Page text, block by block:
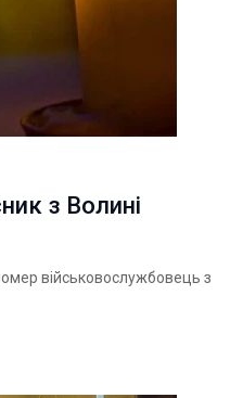
з Волині
військовослужбовець з